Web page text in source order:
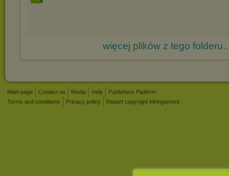
więcej plików z tego
Main page Contact us Media Help
Publishers Platform
Terms and conditions
Privacy policy Report copyright infringement